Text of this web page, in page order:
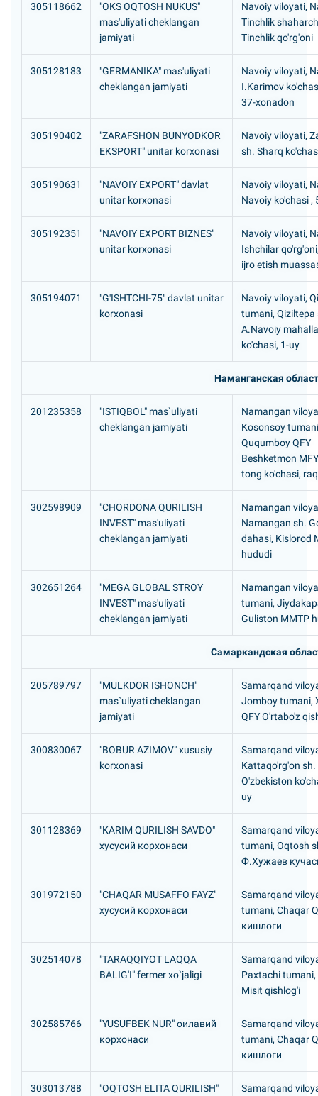
305118662
"OKS OQTOSH NUKUS"
mas'uliyati cheklangan
jamiyati
Navoiy viloyati,
Tinchlik
Tinchlik qo'rg'oni
305128183
"GERMANIKA" mas'uliyati
cheklangan jamiyati
Navoiy viloyati,
I.Karimov
37-xonadon
305190402
"ZARAFSHON BUNYODKOR
EKSPORT" unitar korxonasi
Navoiy viloyati,
sh. Sharq
305190631
"NAVOIY EXPORT" davlat
unitar korxonasi
Navoiy viloyati,
Navoiy ko'chasi ,
305192351
"NAVOIY EXPORT BIZNES"
unitar korxonasi
Navoiy viloyati,
Ishchilar
ijro etish
305194071
"G'ISHTCHI-75" davlat unitar
korxonasi
Navoiy viloyati,
tumani, Qiziltepa
A.Navoiy
ko'chasi, 1-uy
Наманганская
201235358
"ISTIQBOL" mas`uliyati
cheklangan jamiyati
Namangan
Kosonsoy
Ququmboy QFY
Beshketmon
tong ko'chasi,
302598909
"CHORDONA QURILISH
INVEST" mas'uliyati
cheklangan jamiyati
Namangan
Namangan sh.
dahasi, Kislorod
hududi
302651264
"MEGA GLOBAL STROY
INVEST" mas'uliyati
cheklangan jamiyati
Namangan
tumani,
Guliston MMTP
Самаркандская
205789797
"MULKDOR ISHONCH"
mas`uliyati cheklangan
jamiyati
Samarqand
Jomboy tumani,
QFY O'rtabo'z
300830067
"BOBUR AZIMOV" xususiy
korxonasi
Samarqand
Kattaqo'rg'on sh.
O'zbekiston
uy
301128369
"KARIM QURILISH SAVDO"
хусусий корхонаси
Samarqand
tumani, Oqtosh
Ф.Хужаев
301972150
"CHAQAR MUSAFFO FAYZ"
хусусий корхонаси
Samarqand
tumani, Chaqar
кишлоги
302514078
"TARAQQIYOT LAQQA
BALIG'I" fermer xo`jaligi
Samarqand
Paxtachi tumani,
Misit qishlog'i
302585766
"YUSUFBEK NUR" оилавий
корхонаси
Samarqand
tumani, Chaqar
кишлоги
303013788 "OQTOSH ELITA QURILISH" Samarqand